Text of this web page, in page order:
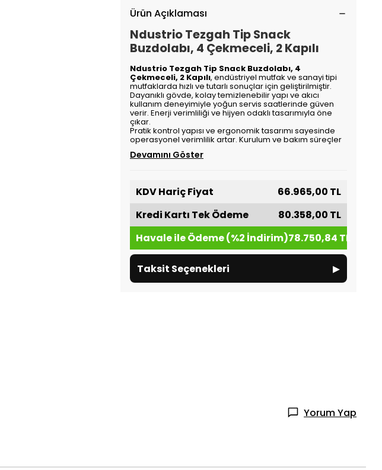
Ürün Açıklaması
Ndustrio Tezgah Tip Snack
Buzdolabı, 4 Çekmeceli, 2 Kapılı
Ndustrio Tezgah Tip Snack Buzdolabı, 4
Çekmeceli, 2 Kapılı, endüstriyel mutfak ve sanayi tipi
mutfaklarda hızlı ve tutarlı sonuçlar için geliştirilmiştir.
Dayanıklı gövde, kolay temizlenebilir yapı ve akıcı
kullanım deneyimiyle yoğun servis saatlerinde güven
verir. Enerji verimliliği ve hijyen odaklı tasarımıyla öne
çıkar.
Pratik kontrol yapısı ve ergonomik tasarımı sayesinde
operasyonel verimlilik artar. Kurulum ve bakım süreçler
Devamını Göster
KDV Hariç Fiyat
66.965,00 TL
Kredi Kartı Tek Ödeme
80.358,00 TL
Havale ile Ödeme (%2 İndirim)78.750,84 TL
Taksit Seçenekleri ▸
Yorum Yap